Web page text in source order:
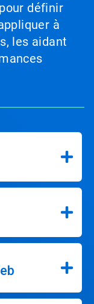
définir
à
les aidant